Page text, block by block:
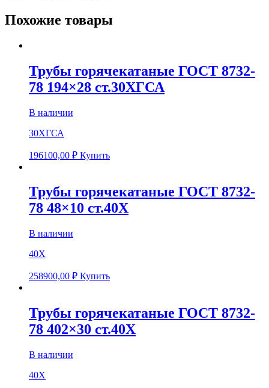
Похожие товары
Трубы горячекатаные ГОСТ 8732-
78 194×28 ст.30ХГСА
В наличии
30ХГСА
196100,00 ₽ Купить
Трубы горячекатаные ГОСТ 8732-
78 48×10 ст.40Х
В наличии
40Х
258900,00 ₽ Купить
Трубы горячекатаные ГОСТ 8732-
78 402×30 ст.40Х
В наличии
40Х